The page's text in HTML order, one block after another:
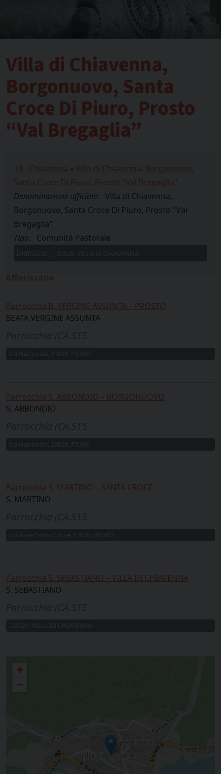
Villa di Chiavenna,
Borgonuovo, Santa
Croce Di Piuro, Prosto
“Val Bregaglia”
18 - Chiavenna » Villa di Chiavenna, Borgonuovo,
Santa Croce Di Piuro, Prosto "Val Bregaglia"
Denominazione ufficiale: Villa di Chiavenna,
Borgonuovo, Santa Croce Di Piuro, Prosto "Val
Bregaglia"
Tipo:
Comunità Pastorale
Parrocchia B. VERGINE ASSUNTA – PROSTO
BEATA VERGINE ASSUNTA
Parrocchia S. ABBONDIO – BORGONUOVO
S. ABBONDIO
Parrocchia S. MARTINO – SANTA CROCE
S. MARTINO
Parrocchia S. SEBASTIANO – VILLA DI CHIAVENNA
S. SEBASTIANO
+
−